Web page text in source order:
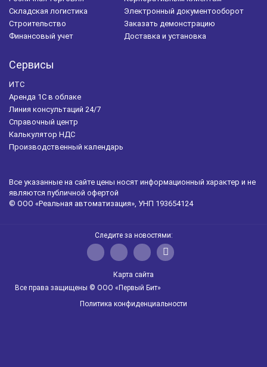
Складская логистика
Строительство
Финансовый учет
Электронный документооборот
Заказать демонстрацию
Доставка и установка
Сервисы
ИТС
Аренда 1С в облаке
Линия консультаций 24/7
Справочный центр
Калькулятор НДС
Производственный календарь
Все указанные на сайте цены носят информационный характер и не
являются публичной офертой
© ООО «Реальная автоматизация», УНП 193654124
Следите за новостями:
Карта сайта
Все права защищены © ООО «Первый Бит»
Политика конфиденциальности